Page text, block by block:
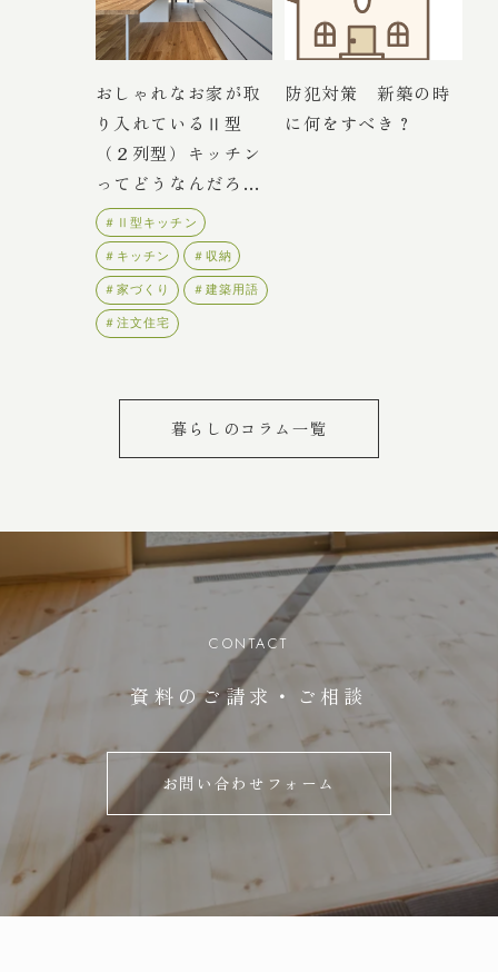
おしゃれなお家が取
り入れているⅡ型
（２列型）キッチン
ってどうなんだろ
う？
＃Ⅱ型キッチン
＃キッチン ＃収納
＃家づくり ＃建築用語
＃注文住宅
防犯対策 新築の時
に何をすべき？
暮らしのコラム一覧
CONTACT
資料のご請求・ご相談
お問い合わせフォーム